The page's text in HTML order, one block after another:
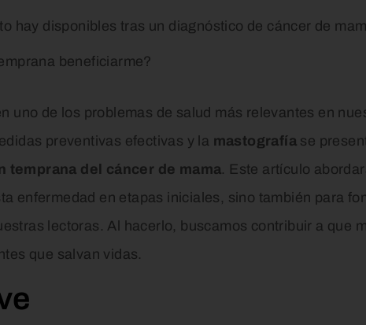
hay disponibles tras un diagnóstico de cáncer de
beneficiarme?
uno de los problemas de salud más relevantes en
preventivas efectivas y la mastografía se
temprana del cáncer de mama. Este artículo
enfermedad en etapas iniciales, sino también para
lectoras. Al hacerlo, buscamos contribuir a que
que salvan vidas.